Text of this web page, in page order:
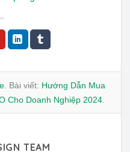
. Bài viết: Hướng Dẫn Mua
Cho Doanh Nghiệp 2024.
TEAM